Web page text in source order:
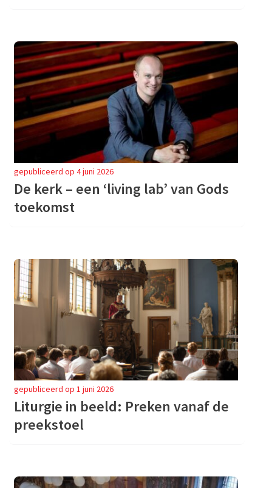
gepubliceerd op 4 juni 2026
De kerk – een ‘living lab’ van Gods
toekomst
gepubliceerd op 1 juni 2026
Liturgie in beeld: Preken vanaf de
preekstoel